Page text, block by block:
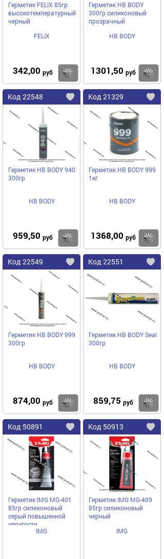
Герметик FELIX 85гр
высокотемпературный
черный
FELIX
342,00 руб Купить
Герметик HB BODY
300гр силиконовый
прозрачный
HB BODY
1301,50 руб
Код 22548
Добавить
избранное
Герметик HB BODY 940
300гр
HB BODY
959,50 руб Купить
Код 21329
Герметик HB BODY 999
1кг
HB BODY
1368,00 руб
Код 22549
Добавить
избранное
Герметик HB BODY 999
300гр
HB BODY
874,00 руб Купить
Код 22551
Герметик HB BODY Seal
300гр
HB BODY
859,75 руб
Код 50891
Добавить
избранное
Герметик IMG MG-401
85гр силиконовый
серый повышенной
упругости
IMG
Код 50913
Герметик IMG MG-409
85гр силиконовый
черный
IMG